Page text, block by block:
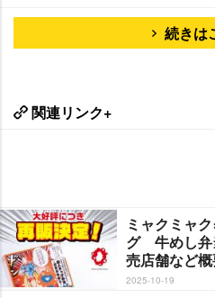
続きは
関連リンク+
ミャクミャ
グ 牛めし弁
売店舗など概
2025-10-19